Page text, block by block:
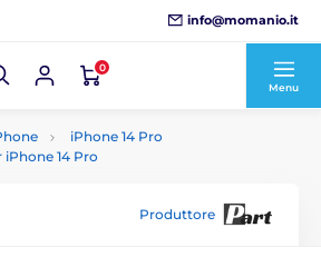
info@momanio.it
0
Menu
iPhone 14 Pro
14 Pro
Produttore